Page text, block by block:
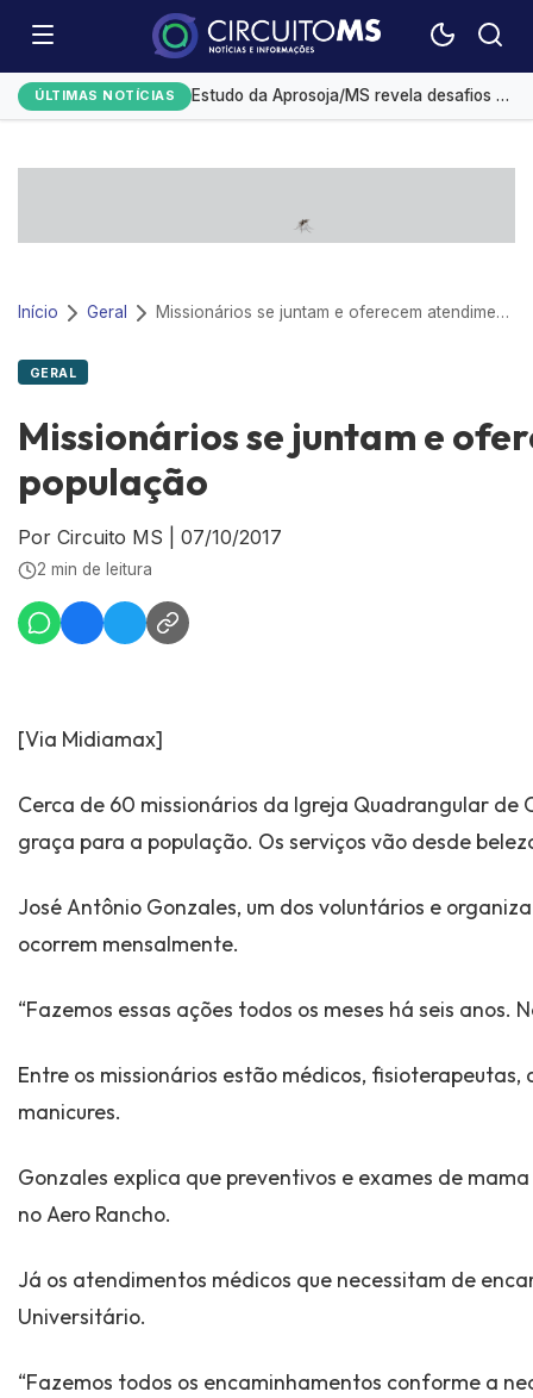
ÚLTIMAS NOTÍCIAS
Campo Grande tem a 4ª menor taxa de desemprego
Estudo da Aprosoja/MS revela desafios da logística para soja e milho em Mato Grosso do Sul
Obra na Praça dos Imigrantes recebe aditivo de R$ 137 mil e contrato chega a R$ 737 mil
Início Geral Missionários se juntam e oferecem atendimentos de graça para população
GERAL
Missionários se juntam e
população
Por Circuito MS 07/10/2017
2 min de leitura
[Via Midiamax]
Cerca de 60 missionários da Igreja Quadrangular
graça para a população. Os serviços vão desde
José Antônio Gonzales, um dos voluntários e
ocorrem mensalmente.
“Fazemos essas ações todos os meses há seis
Entre os missionários estão médicos,
manicures.
Gonzales explica que preventivos e exames de
no Aero Rancho.
Já os atendimentos médicos que necessitam de
Universitário.
“Fazemos todos os encaminhamentos conforme a